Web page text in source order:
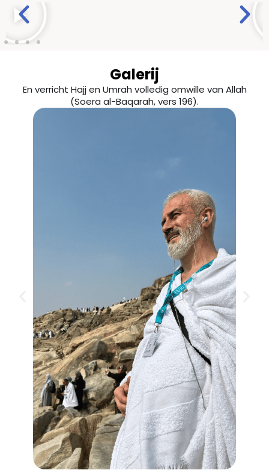
Galerij
En verricht Hajj en Umrah volledig omwille van Allah
(Soera al-Baqarah, vers 196).